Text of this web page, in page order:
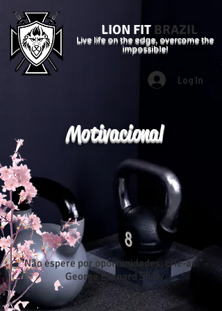
LION FIT BRAZIL
Live life on the edge, overcome the
impossible!
Log In
Motivacional
"Não espere por oportunidades, crie-as." -
George Bernard Shaw